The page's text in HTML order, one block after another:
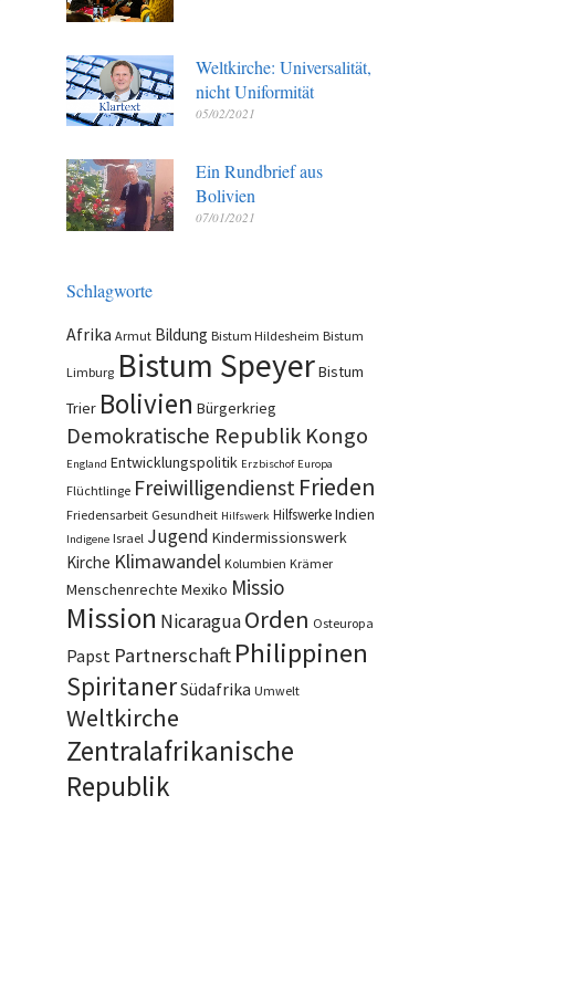
Weltkirche: Universalität,
nicht Uniformität
05/02/2021
Ein Rundbrief aus
Bolivien
07/01/2021
Schlagworte
Afrika Armut Bildung Bistum Hildesheim Bistum
Limburg Bistum SpeyerBistum
Trier Bolivien Bürgerkrieg
Demokratische Republik Kongo
England Entwicklungspolitik Erzbischof Europa
Flüchtlinge Freiwilligendienst Frieden
Friedensarbeit Gesundheit Hilfswerk HilfswerkeIndien
Indigene Israel Jugend Kindermissionswerk
Kirche Klimawandel Kolumbien Krämer
Menschenrechte Mexiko Missio
Mission NicaraguaOrden Osteuropa
Papst Partnerschaft Philippinen
SpiritanerSüdafrika Umwelt
Weltkirche
Zentralafrikanische
Republik